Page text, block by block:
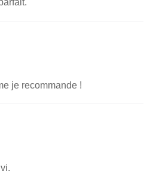
je recommande !